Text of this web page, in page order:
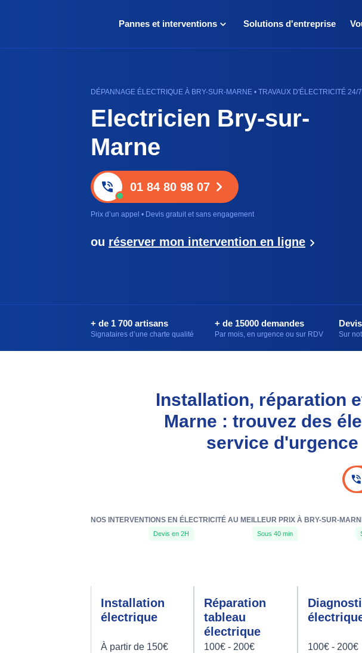
Pannes et interventions Solutions d'entreprise
DÉPANNAGE ÉLECTRIQUE À BRY-SUR-MARNE • TRAVAUX D'ÉLECTRICITÉ 24/7
Electricien Bry-sur-
Marne
01 84 80 98 07
Prix d’un appel • Devis gratuit et sans engagement
ou réserver mon intervention en ligne
+ de 1 700 artisans
Signataires d’une charte qualité
+ de 15000 demandes
Par mois, en urgence ou sur RDV Sur
Installation, réparation
Marne : trouvez des
service
NOS INTERVENTIONS EN ÉLECTRICITÉ AU MEILLEUR PRIX À BRY-SUR-
Devis en 2H
Installation
électrique
À partir de 150€
Sous 40 min
Réparation
tableau
électrique
100€ - 200€
100€ - 200€